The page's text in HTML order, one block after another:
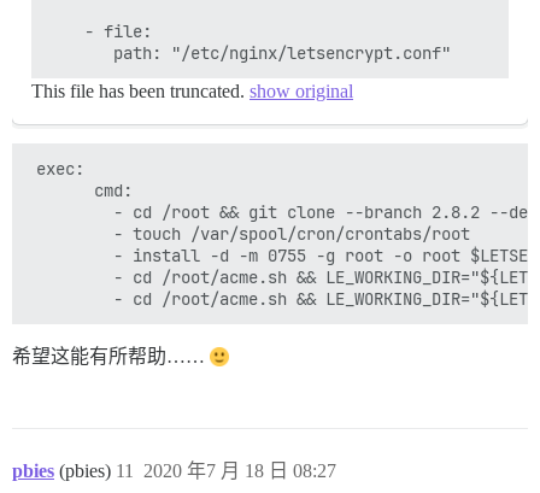
    - file:
This file has been truncated. show original
exec:
       cmd:
- cd /root && git clone --branch 2.8.2 --
         - touch /var/spool/cron/crontabs/root
- install -d -m 0755 -g root -o root
- cd /root/acme.sh &&
希望这能有所帮助……
pbies (pbies) 2020 年7 月 18 日 08:27
11